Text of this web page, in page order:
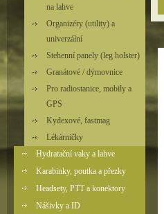
na lahve
Organizéry (utility) a
univerzální
Stehenní panely (leg holster)
Granátové / dýmovnice
Pro radiostanice, mobily a
GPS
Kydexové, fastmag
Lékárničky
Hydratační vaky a lahve
Karabinky, poutka a přezky
Headsety, PTT a konektory
Nášivky a ID